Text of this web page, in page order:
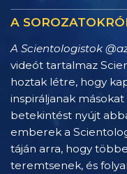
A
A Scientologistok
videót tartalmaz
hoztak létre, hogy
inspiráljanak
betekintést nyújt
emberek a
táján arra, hogy
teremtsenek, és